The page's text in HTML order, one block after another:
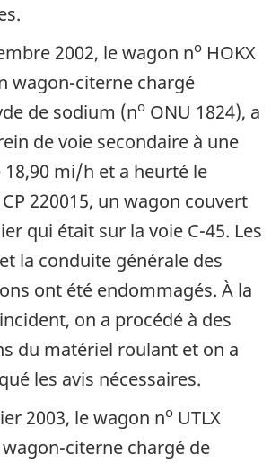
2002, le wagon no HOKX
wagon-citerne chargé
de sodium (no ONU 1824), a
de voie secondaire à une
18,90 mi/h et a heurté le
CP 220015, un wagon couvert
qui était sur la voie C-45. Les
la conduite générale des
ont été endommagés. À la
on a procédé à des
du matériel roulant et on a
les avis nécessaires.
2003, le wagon no UTLX
wagon-citerne chargé de